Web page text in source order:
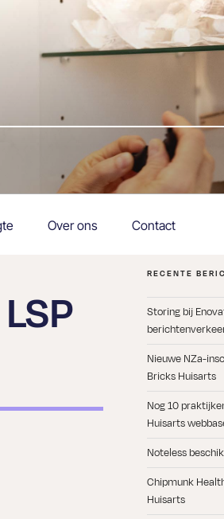
Over ons Contact
RECENTE
Storing bij
Nieuwe NZa-
Bricks Huisarts
Nog 10
Huisarts
Noteless
Chipmunk
Huisarts